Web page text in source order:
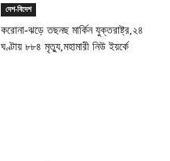
দেশ-বিদেশ
করোনা-ঝড়ে তছনছ মার্কিন যুক্তরাষ্ট্র,২৪
ঘণ্টায় ৮৮৪ মৃত্যু,মহামারী নিউ ইয়র্কে